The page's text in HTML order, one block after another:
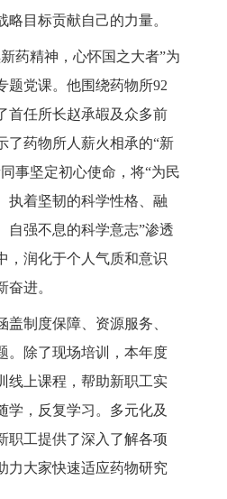
略目标贡献自己的力量。
药精神，心怀国之大者”为
题党课。他围绕药物所92
首任所长赵承嘏及众多前
了药物所人薪火相承的“新
事坚定初心使命，将“为民
执着坚韧的科学性格、融
自强不息的科学意志”渗透
，润化于个人气质和意识
奋进。
盖制度保障、资源服务、
。除了现场培训，本年度
线上课程，帮助新职工实
学，反复学习。多元化及
职工提供了深入了解各项
力大家快速适应药物研究